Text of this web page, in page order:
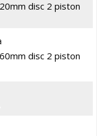
disc 2 piston
disc 2 piston